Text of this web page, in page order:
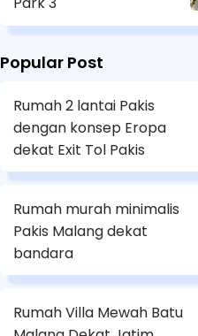
Popular Post
Rumah 2 lantai Pakis
dengan konsep Eropa
dekat Exit Tol Pakis
Rumah murah minimalis
Pakis Malang dekat
bandara
Rumah Villa Mewah Batu